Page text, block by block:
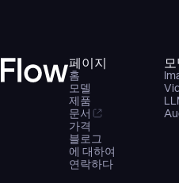
페이지
홈
모델
제품
문서
가격
블로그
에 대하여
연락하다